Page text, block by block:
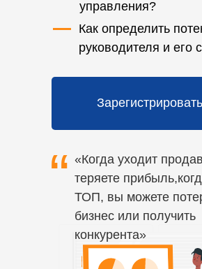
“ «Когда уходит
теряете
ТОП, вы можете
бизнес или получить
конкурента»
Как определить
руководителя и его
управления?